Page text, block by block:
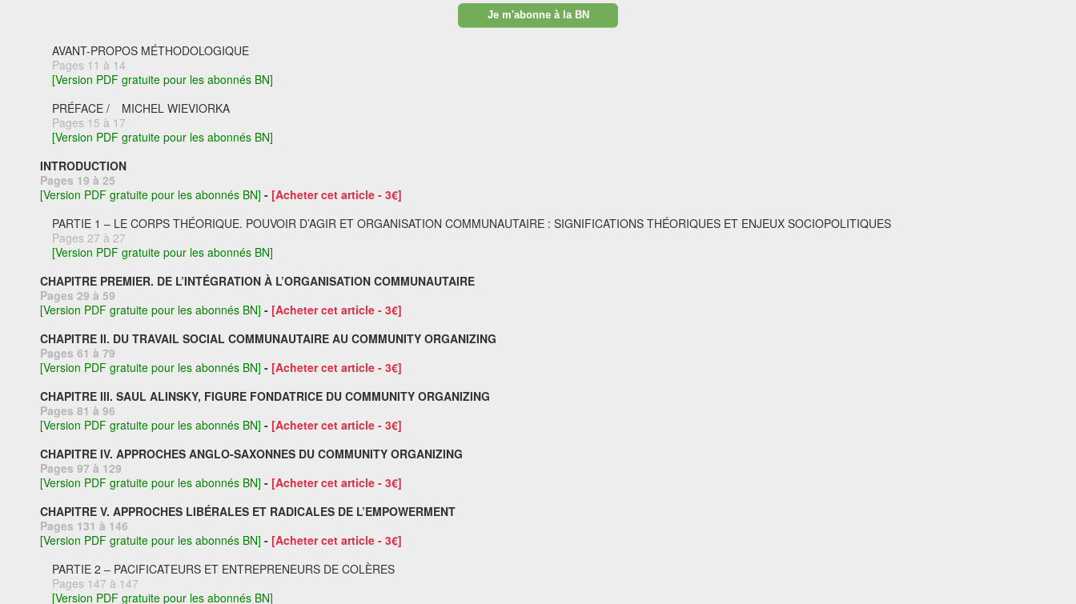
Je m'abonne à la BN
AVANT-PROPOS MÉTHODOLOGIQUE
Pages 11 à 14
[Version PDF gratuite pour les abonnés BN]
PRÉFACE /
MICHEL WIEVIORKA
Pages 15 à 17
[Version PDF gratuite pour les abonnés BN]
INTRODUCTION
Pages 19 à 25
[Version PDF gratuite pour les abonnés BN] - [Acheter cet article - 3€]
PARTIE 1 – LE CORPS THÉORIQUE. POUVOIR D’AGIR ET ORGANISATION COMMUNAUTAIRE : SIGNIFICATIONS THÉORIQUES ET ENJEUX SOCIOPOLITIQUES
Pages 27 à 27
[Version PDF gratuite pour les abonnés BN]
CHAPITRE PREMIER. DE L’INTÉGRATION À L’ORGANISATION COMMUNAUTAIRE
Pages 29 à 59
[Version PDF gratuite pour les abonnés BN] - [Acheter cet article - 3€]
CHAPITRE II. DU TRAVAIL SOCIAL COMMUNAUTAIRE AU COMMUNITY ORGANIZING
Pages 61 à 79
[Version PDF gratuite pour les abonnés BN] - [Acheter cet article - 3€]
CHAPITRE III. SAUL ALINSKY, FIGURE FONDATRICE DU COMMUNITY ORGANIZING
Pages 81 à 96
[Version PDF gratuite pour les abonnés BN] - [Acheter cet article - 3€]
CHAPITRE IV. APPROCHES ANGLO-SAXONNES DU COMMUNITY ORGANIZING
Pages 97 à 129
[Version PDF gratuite pour les abonnés BN] - [Acheter cet article - 3€]
CHAPITRE V. APPROCHES LIBÉRALES ET RADICALES DE L’EMPOWERMENT
Pages 131 à 146
[Version PDF gratuite pour les abonnés BN] - [Acheter cet article - 3€]
PARTIE 2 – PACIFICATEURS ET ENTREPRENEURS DE COLÈRES
Pages 147 à 147
[Version PDF gratuite pour les abonnés BN]